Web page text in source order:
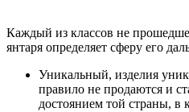
Каждый из классов не
янтаря определяет сферу его
Уникальный, изделия
правило не продаются и
достоянием той страны, в